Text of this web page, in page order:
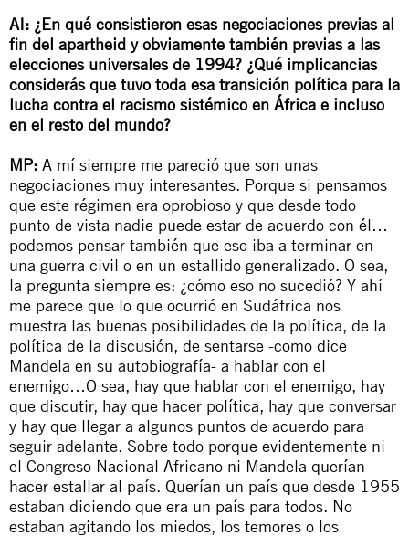
AI: ¿En qué consistieron esas negociaciones previas al
fin del apartheid y obviamente también previas a las
elecciones universales de 1994? ¿Qué implicancias
considerás que tuvo toda esa transición política para la
lucha contra el racismo sistémico en África e incluso
en el resto del mundo?
MP: A mí siempre me pareció que son unas
negociaciones muy interesantes. Porque si pensamos
que este régimen era oprobioso y que desde todo
punto de vista nadie puede estar de acuerdo con él…
podemos pensar también que eso iba a terminar en
una guerra civil o en un estallido generalizado. O sea,
la pregunta siempre es: ¿cómo eso no sucedió? Y ahí
me parece que lo que ocurrió en Sudáfrica nos
muestra las buenas posibilidades de la política, de la
política de la discusión, de sentarse -como dice
Mandela en su autobiografía- a hablar con el
enemigo…O sea, hay que hablar con el enemigo, hay
que discutir, hay que hacer política, hay que conversar
y hay que llegar a algunos puntos de acuerdo para
seguir adelante. Sobre todo porque evidentemente ni
el Congreso Nacional Africano ni Mandela querían
hacer estallar al país. Querían un país que desde 1955
estaban diciendo que era un país para todos. No
estaban agitando los miedos, los temores o los